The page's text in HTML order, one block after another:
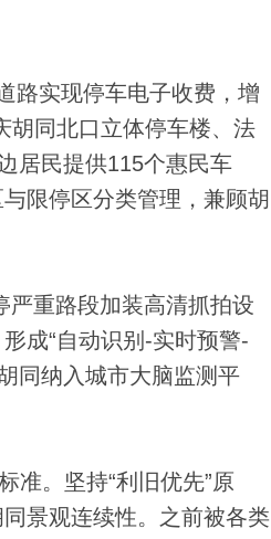
实现停车电子收费，增
胡同北口立体停车楼、法
居民提供115个惠民车
限停区分类管理，兼顾胡
重路段加装高清抓拍设
成“自动识别-实时预警-
同纳入城市大脑监测平
。坚持“利旧优先”原
景观连续性。之前被各类